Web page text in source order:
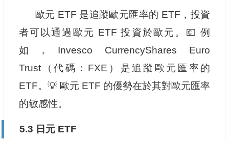
歐元 ETF 是追蹤歐元匯率的 ETF，投資
者可以通過歐元 ETF 投資於歐元。💶 例
如，Invesco CurrencyShares Euro
Trust（代碼：FXE）是追蹤歐元匯率的
ETF。💡 歐元 ETF 的優勢在於其對歐元匯率
的敏感性。
5.3 日元 ETF